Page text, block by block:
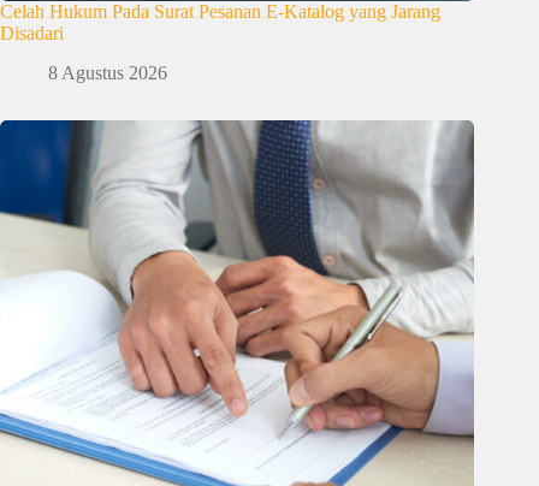
Celah Hukum Pada Surat Pesanan E-Katalog yang Jarang
Disadari
8 Agustus 2026